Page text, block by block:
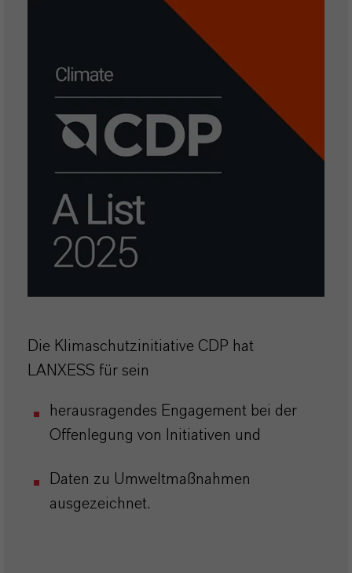
Die Klimaschutzinitiative CDP hat
LANXESS für sein
herausragendes Engagement bei der
Offenlegung von Initiativen und
Daten zu Umweltmaßnahmen
ausgezeichnet.